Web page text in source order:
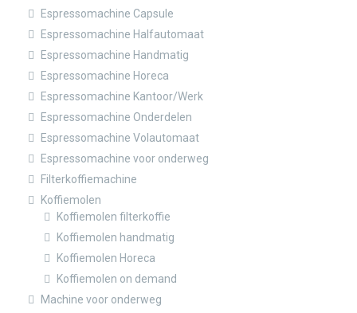
Espressomachine Capsule
Espressomachine Halfautomaat
Espressomachine Handmatig
Espressomachine Horeca
Espressomachine Kantoor/Werk
Espressomachine Onderdelen
Espressomachine Volautomaat
Espressomachine voor onderweg
Filterkoffiemachine
Koffiemolen
Koffiemolen filterkoffie
Koffiemolen handmatig
Koffiemolen Horeca
Koffiemolen on demand
Machine voor onderweg